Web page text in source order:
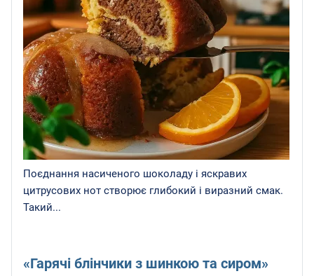
Поєднання насиченого шоколаду і яскравих
цитрусових нот створює глибокий і виразний смак.
Такий...
«Гарячі блінчики з шинкою та сиром»